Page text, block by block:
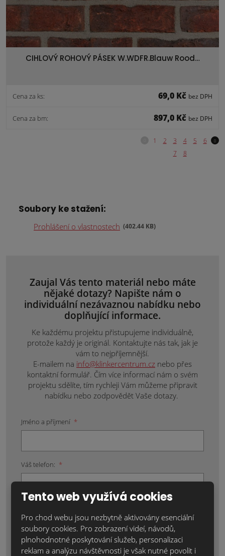
CIHLOVÝ ROHOVÝ PÁSEK W.WDFR.Blauw Rood…
Cena za ks: 69,0 Kč bez DPH
Cena za bm: 897,0 Kč bez DPH
Soubory ke stažení:
Prohlášení o vlastnostech 402.44 KB
Zaujal Vás tento materiál nebo máte
nějaké dotazy? Napište nám o
individuální nezávaznou nabídku nebo
doplňující informace.
Ke každému projektu přistupujeme individuálně,
protože každý je originál. Kontaktujte nás tak, jak je
vám to nejpříjemnější.
E-mailem na info@klinkercentrum.cz nebo přes
kontaktní formulář. Čím více informací nám o svém
projektu sdělíte, tím rychleji Vám můžeme připravit
nabídku nebo zodpovědět Vaše dotazy.
Jméno a příjmení *
Váš telefon: *
Místo realizace: *
Tento web využívá cookies
Pro chod webu jsou nezbytně aktivovány esenciální
soubory cookies. Pro zobrazení videí, návodů,
plnohodnotné poskytování služeb, personalizaci
reklam a analýzu návštěvnosti je však nutné povolit i